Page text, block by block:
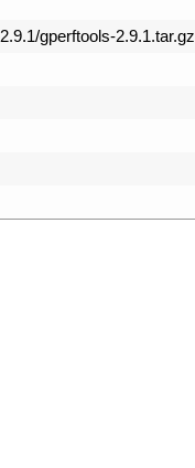
gperftools-2.9.1.tar.gz